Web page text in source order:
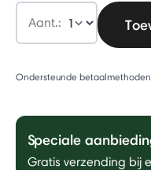
Aant.:
Ondersteunde
Speciale
Gratis verzending bij